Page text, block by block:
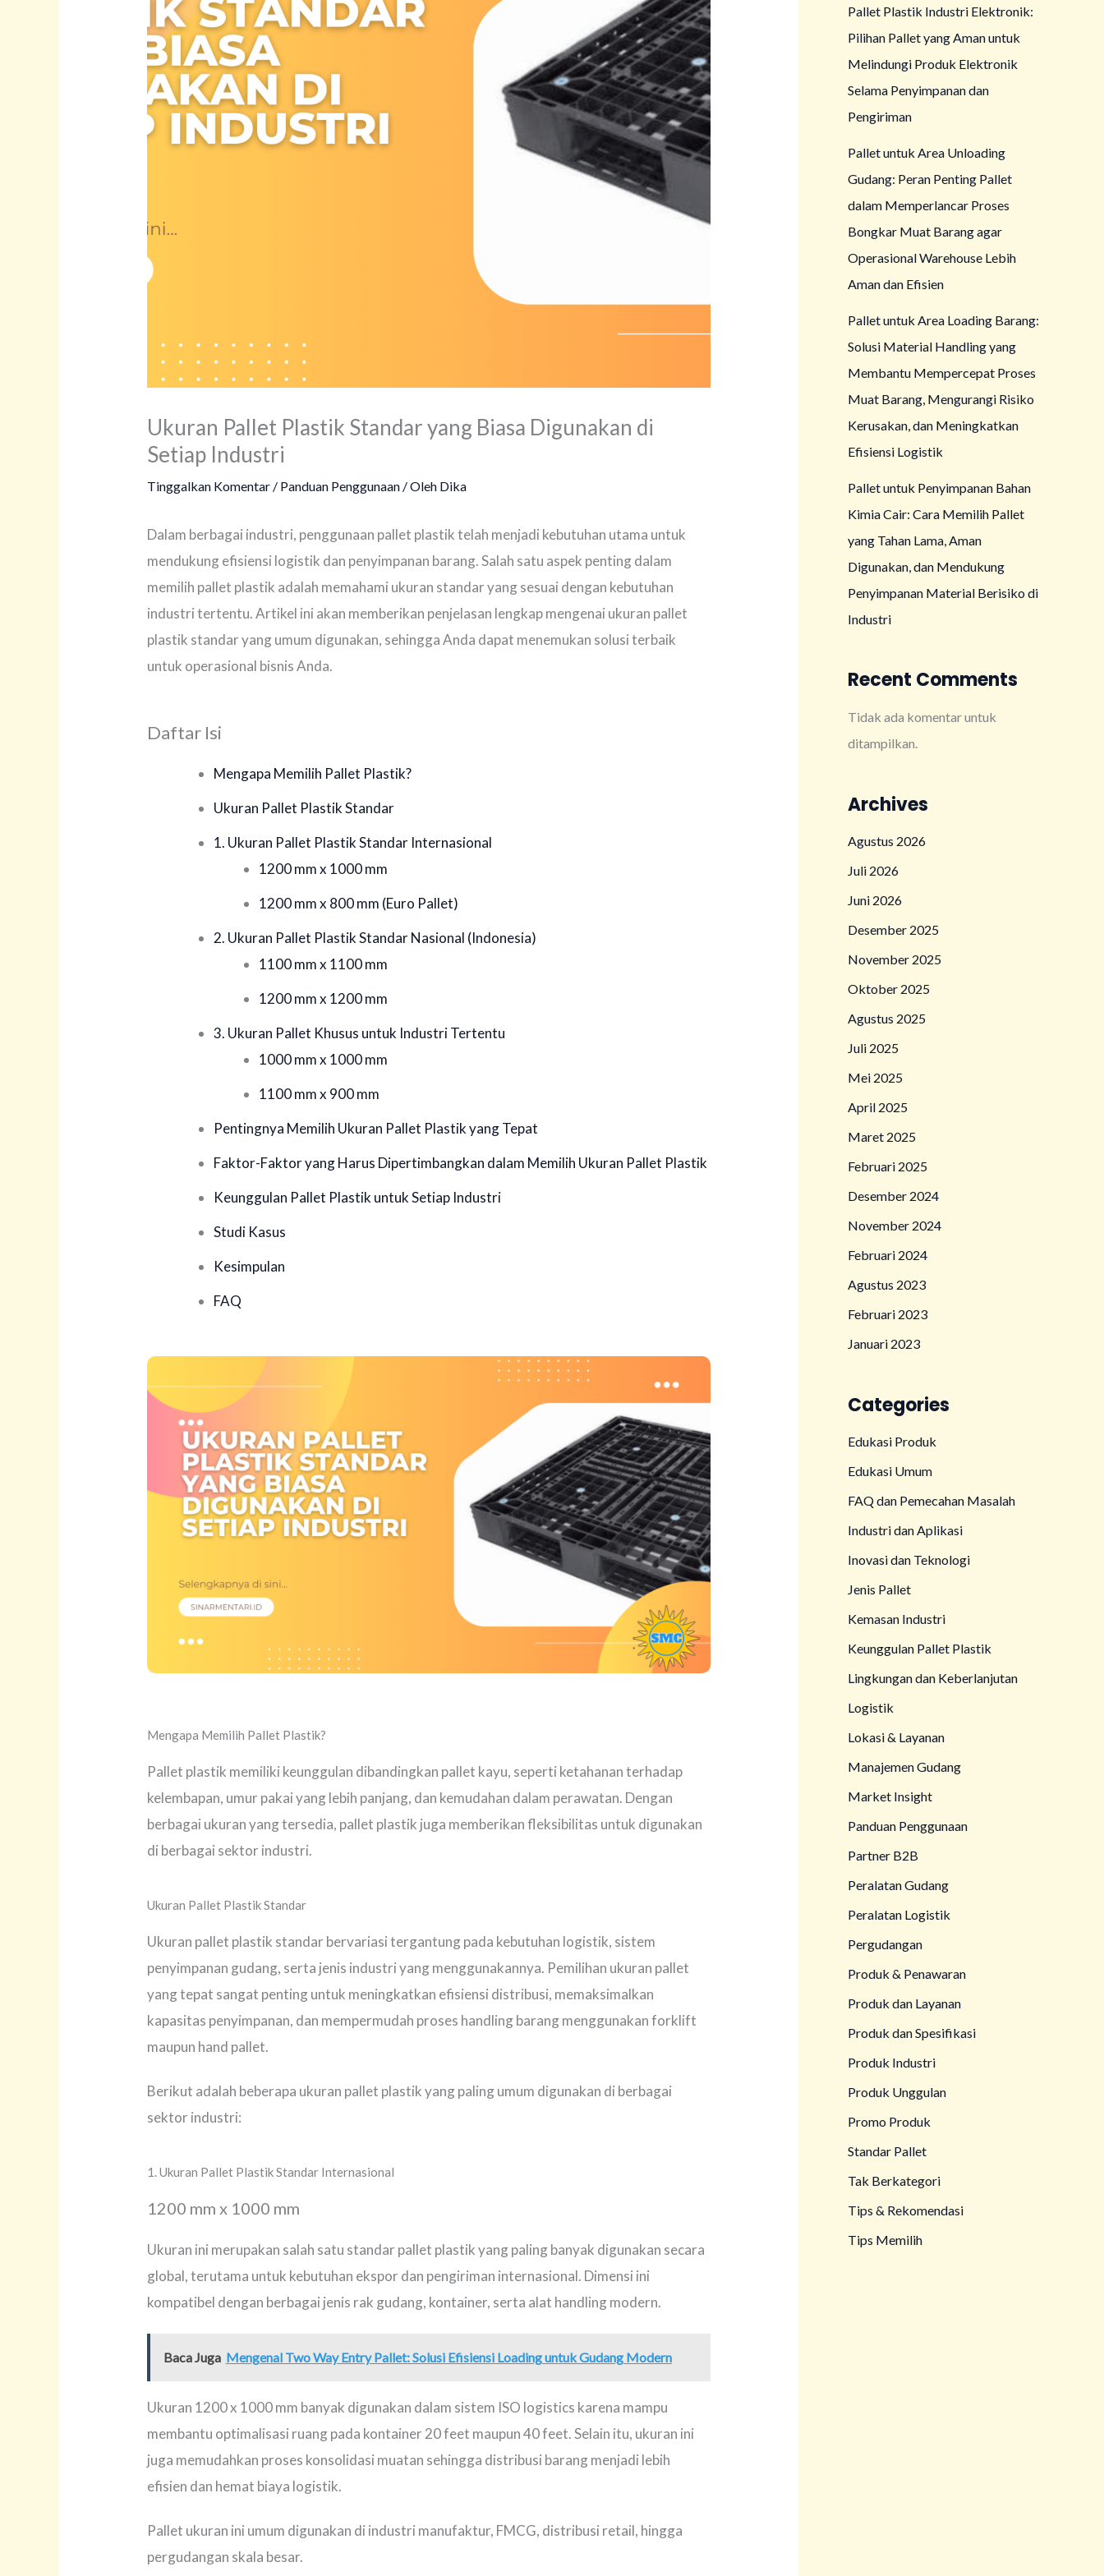
Ukuran Pallet Plastik Standar yang Biasa Digunakan di
Setiap Industri
Tinggalkan Komentar / Panduan Penggunaan/ Oleh Dika
Dalam berbagai industri, penggunaan pallet plastik telah menjadi kebutuhan utama untuk
mendukung efisiensi logistik dan penyimpanan barang. Salah satu aspek penting dalam
memilih pallet plastik adalah memahami ukuran standar yang sesuai dengan kebutuhan
industri tertentu. Artikel ini akan memberikan penjelasan lengkap mengenai ukuran pallet
plastik standar yang umum digunakan, sehingga Anda dapat menemukan solusi terbaik
untuk operasional bisnis Anda.
Daftar Isi
Mengapa Memilih Pallet Plastik?
Ukuran Pallet Plastik Standar
1. Ukuran Pallet Plastik Standar Internasional
1200 mm x 1000 mm
1200 mm x 800 mm (Euro Pallet)
2. Ukuran Pallet Plastik Standar Nasional (Indonesia)
1100 mm x 1100 mm
1200 mm x 1200 mm
3. Ukuran Pallet Khusus untuk Industri Tertentu
1000 mm x 1000 mm
1100 mm x 900 mm
Pentingnya Memilih Ukuran Pallet Plastik yang Tepat
Faktor-Faktor yang Harus Dipertimbangkan dalam Memilih Ukuran Pallet Plastik
Keunggulan Pallet Plastik untuk Setiap Industri
Studi Kasus
Kesimpulan
FAQ
Mengapa Memilih Pallet Plastik?
Pallet plastik memiliki keunggulan dibandingkan pallet kayu, seperti ketahanan terhadap
kelembapan, umur pakai yang lebih panjang, dan kemudahan dalam perawatan. Dengan
berbagai ukuran yang tersedia, pallet plastik juga memberikan fleksibilitas untuk digunakan
di berbagai sektor industri.
Ukuran Pallet Plastik Standar
Ukuran pallet plastik standar bervariasi tergantung pada kebutuhan logistik, sistem
penyimpanan gudang, serta jenis industri yang menggunakannya. Pemilihan ukuran pallet
yang tepat sangat penting untuk meningkatkan efisiensi distribusi, memaksimalkan
kapasitas penyimpanan, dan mempermudah proses handling barang menggunakan forklift
maupun hand pallet.
Berikut adalah beberapa ukuran pallet plastik yang paling umum digunakan di berbagai
sektor industri:
1. Ukuran Pallet Plastik Standar Internasional
1200 mm x 1000 mm
Ukuran ini merupakan salah satu standar pallet plastik yang paling banyak digunakan secara
global, terutama untuk kebutuhan ekspor dan pengiriman internasional. Dimensi ini
kompatibel dengan berbagai jenis rak gudang, kontainer, serta alat handling modern.
Baca Juga Mengenal Two Way Entry Pallet: Solusi Efisiensi Loading untuk Gudang Modern
Ukuran 1200 x 1000 mm banyak digunakan dalam sistem ISO logistics karena mampu
membantu optimalisasi ruang pada kontainer 20 feet maupun 40 feet. Selain itu, ukuran ini
juga memudahkan proses konsolidasi muatan sehingga distribusi barang menjadi lebih
efisien dan hemat biaya logistik.
Pallet ukuran ini umum digunakan di industri manufaktur, FMCG, distribusi retail, hingga
pergudangan skala besar.
Pallet Plastik Industri Elektronik:
Pilihan Pallet yang Aman untuk
Melindungi Produk Elektronik
Selama Penyimpanan dan
Pengiriman
Pallet untuk Area Unloading
Gudang: Peran Penting Pallet
dalam Memperlancar Proses
Bongkar Muat Barang agar
Operasional Warehouse Lebih
Aman dan Efisien
Pallet untuk Area Loading Barang:
Solusi Material Handling yang
Membantu Mempercepat Proses
Muat Barang, Mengurangi Risiko
Kerusakan, dan Meningkatkan
Efisiensi Logistik
Pallet untuk Penyimpanan Bahan
Kimia Cair: Cara Memilih Pallet
yang Tahan Lama, Aman
Digunakan, dan Mendukung
Penyimpanan Material Berisiko di
Industri
Recent Comments
Tidak ada komentar untuk
ditampilkan.
Archives
Agustus 2026
Juli 2026
Juni 2026
Desember 2025
November 2025
Oktober 2025
Agustus 2025
Juli 2025
Mei 2025
April 2025
Maret 2025
Februari 2025
Desember 2024
November 2024
Februari 2024
Agustus 2023
Februari 2023
Januari 2023
Categories
Edukasi Produk
Edukasi Umum
FAQ dan Pemecahan Masalah
Industri dan Aplikasi
Inovasi dan Teknologi
Jenis Pallet
Kemasan Industri
Keunggulan Pallet Plastik
Lingkungan dan Keberlanjutan
Logistik
Lokasi & Layanan
Manajemen Gudang
Market Insight
Panduan Penggunaan
Partner B2B
Peralatan Gudang
Peralatan Logistik
Pergudangan
Produk & Penawaran
Produk dan Layanan
Produk dan Spesifikasi
Produk Industri
Produk Unggulan
Promo Produk
Standar Pallet
Tak Berkategori
Tips & Rekomendasi
Tips Memilih